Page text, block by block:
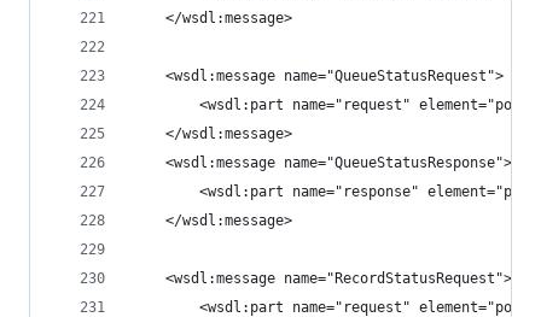
    </wsdl:message>
    <wsdl:message name="QueueStatusRequest">
<wsdl:part name="request"
    </wsdl:message>
    <wsdl:message name="QueueStatusResponse">
<wsdl:part name="response"
    </wsdl:message>
    <wsdl:message name="RecordStatusRequest">
<wsdl:part name="request"